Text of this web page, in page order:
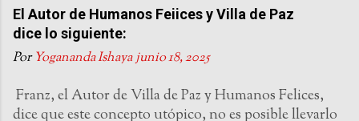
es en el instante presente. También esta atrapada
porque solo lo mas burdo de los objetos se perciben: el
Ascendente Ilimitado pasa desapercibido. El estado
caóticamente fragmentado entre los pensamientos
producidos por el intelecto racional y aquellos creados
El Autor de Humanos Feiices y Villa de Paz
dice lo siguiente:
PorYogananda Ishayajunio 18, 2025
Franz, el Autor de Villa de Paz y Humanos Felices,
dice que este concepto utópico, no es posible llevarlo